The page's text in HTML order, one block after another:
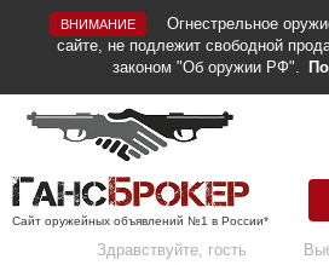
ВНИМАНИЕ
Огнестрельное
сайте, не подлежит свободной
законом "Об оружии РФ".
Сайт оружейных объявлений №1 в России*
Здравствуйте, гость